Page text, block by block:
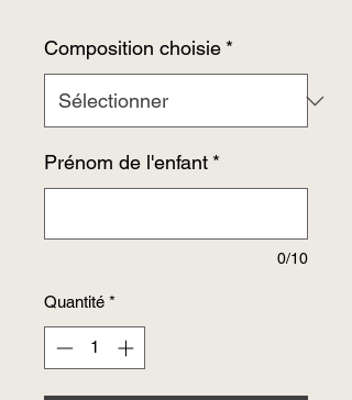
Composition choisie *
Prénom de l'enfant *
0/10
Quantité *